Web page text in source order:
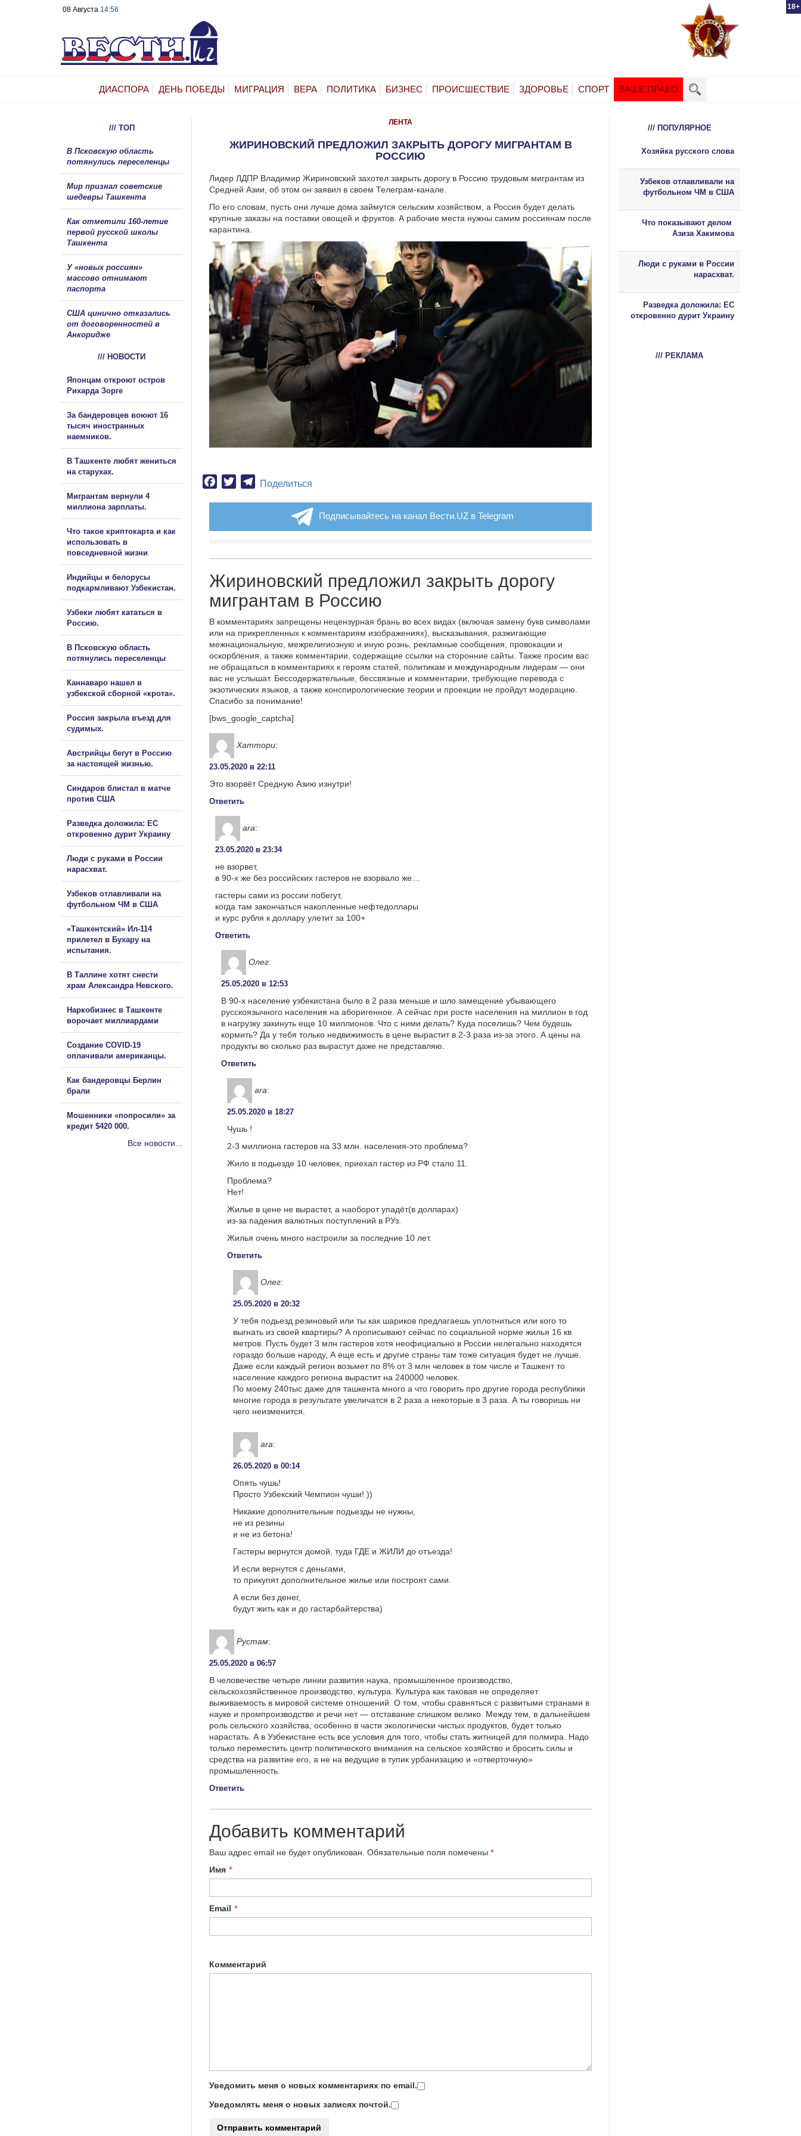
18+
08 Августа 14:56
ДИАСПОРА ДЕНЬ ПОБЕДЫ МИГРАЦИЯ ВЕРА ПОЛИТИКА БИЗНЕС ПРОИСШЕСТВИЕ ЗДОРОВЬЕ СПОРТ ВАШЕ ПРАВО
ЛЕНТА
ЖИРИНОВСКИЙ ПРЕДЛОЖИЛ ЗАКРЫТЬ ДОРОГУ МИГРАНТАМ В
РОССИЮ
Лидер ЛДПР Владимир Жириновский захотел закрыть дорогу в Россию трудовым мигрантам из
Средней Азии, об этом он заявил в своем Телеграм-канале.
По его словам, пусть они лучше дома займутся сельским хозяйством, а Россия будет делать
крупные заказы на поставки овощей и фруктов. А рабочие места нужны самим россиянам после
карантина.
Facebook
TwitterTelegram
Поделиться
Подписывайтесь на канал Вести.UZ в Telegram
Жириновский предложил закрыть дорогу
мигрантам в Россию
В комментариях запрещены нецензурная брань во всех видах (включая замену букв символами
или на прикрепленных к комментариям изображениях), высказывания, разжигающие
межнациональную, межрелигиозную и иную рознь, рекламные сообщения, провокации и
оскорбления, а также комментарии, содержащие ссылки на сторонние сайты. Также просим вас
не обращаться в комментариях к героям статей, политикам и международным лидерам — они
вас не услышат. Бессодержательные, бессвязные и комментарии, требующие перевода с
экзотических языков, а также конспирологические теории и проекции не пройдут модерацию.
Спасибо за понимание!
[bws_google_captcha]
Хаттори:
23.05.2020 в 22:11
Это взорвёт Средную Азию изнутри!
Ответить
ara:
23.05.2020 в 23:34
не взорвет,
в 90-х же без российских гастеров не взорвало же…
гастеры сами из россии побегут,
когда там закончаться накопленные нефтедоллары
и курс рубля к доллару улетит за 100+
Ответить
Олег:
25.05.2020 в 12:53
В 90-х население узбекистана было в 2 раза меньше и шло замещение убывающего
русскоязычного населения на аборигенное. А сейчас при росте населения на миллион в год
в нагрузку закинуть еще 10 миллионов. Что с ними делать? Куда поселишь? Чем будешь
кормить? Да у тебя только недвижимость в цене вырастит в 2-3 раза из-за этого. А цены на
продукты во сколько раз вырастут даже не представляю.
Ответить
ara:
25.05.2020 в 18:27
Чушь !
2-3 миллиона гастеров на 33 млн. населения-это проблема?
Жило в подьезде 10 человек, приехал гастер из РФ стало 11.
Проблема?
Нет!
Жилье в цене не вырастет, а наоборот упадёт(в долларах)
из-за падения валютных поступлений в РУз.
Жилья очень много настроили за последние 10 лет.
Ответить
Олег:
25.05.2020 в 20:32
У тебя подьезд резиновый или ты как шариков предлагаешь уплотниться или кого то
выгнать из своей квартиры? А прописывают сейчас по социальной норме жилья 16 кв
метров. Пусть будет 3 млн гастеров хотя неофициально в России нелегально находятся
гораздо больше народу, А еще есть и другие страны там тоже ситуация будет не лучше.
Даже если каждый регион возьмет по 8% от 3 млн человек в том числе и Ташкент то
население каждого региона вырастит на 240000 человек.
По моему 240тыс даже для ташкента много а что говорить про другие города республики
многие города в результате увеличатся в 2 раза а некоторые в 3 раза. А ты говоришь ни
чего неизменится.
ara:
26.05.2020 в 00:14
Опять чушь!
Просто Узбекский Чемпион чуши! ))
Никакие дополнительные подьезды не нужны,
не из резины
и не из бетона!
Гастеры вернутся домой, туда ГДЕ и ЖИЛИ до отъезда!
И если вернутся с деньгами,
то прикупят дополнительное жилье или построят сами.
А если без денег,
будут жить как и до гастарбайтерства)
Рустам:
25.05.2020 в 06:57
В человечестве четыре линии развития:наука, промышленное производство,
сельскохозяйственное производство, культура. Культура как таковая не определяет
выживаемость в мировой системе отношений. О том, чтобы сравняться с развитыми странами в
науке и промпроизводстве и речи нет — отставание слишком велико. Между тем, в дальнейшем
роль сельского хозяйства, особенно в части экологически чистых продуктов, будет только
нарастать. А в Узбекистане есть все условия для того, чтобы стать житницей для полмира. Надо
только переместить центр политического внимания на сельское хозяйство и бросить силы и
средства на развитие его, а не на ведущие в тупик урбанизацию и «отверточную»
промышленность.
Ответить
Добавить комментарий
Ваш адрес email не будет опубликован. Обязательные поля помечены *
Имя *
Email *
Комментарий
Уведомить меня о новых комментариях по email.
Уведомлять меня о новых записях почтой.
/// ТОП
В Псковскую область
потянулись переселенцы
Мир признал советские
шедевры Ташкента
Как отметили 160-летие
первой русской школы
Ташкента
У «новых россиян»
массово отнимают
паспорта
США цинично отказались
от договоренностей в
Анкоридже
/// НОВОСТИ
Японцам откроют остров
Рихарда Зорге
За бандеровцев воюют 16
тысяч иностранных
наемников.
В Ташкенте любят жениться
на старухах.
Мигрантам вернули 4
миллиона зарплаты.
Что такое криптокарта и как
использовать в
повседневной жизни
Индийцы и белорусы
подкармливают Узбекистан.
Узбеки любят кататься в
Россию.
В Псковскую область
потянулись переселенцы
Каннаваро нашел в
узбекской сборной «крота».
Россия закрыла въезд для
судимых.
Австрийцы бегут в Россию
за настоящей жизнью.
Синдаров блистал в матче
против США
Разведка доложила: ЕС
откровенно дурит Украину
Люди с руками в России
нарасхват.
Узбеков отлавливали на
футбольном ЧМ в США
«Ташкентский» Ил-114
прилетел в Бухару на
испытания.
В Таллине хотят снести
храм Александра Невского.
Наркобизнес в Ташкенте
ворочает миллиардами
Создание COVID-19
оплачивали американцы.
Как бандеровцы Берлин
брали
Мошенники «попросили» за
кредит $420 000.
Все новости...
/// ПОПУЛЯРНОЕ
Хозяйка русского слова
Узбеков отлавливали на
футбольном ЧМ в США
Что показывают делом
Азиза Хакимова
Люди с руками в России
нарасхват.
Разведка доложила: ЕС
откровенно дурит Украину
/// РЕКЛАМА